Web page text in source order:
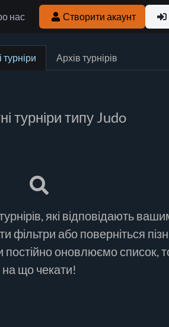
нас Створити акаунт
турніри Архів турнірів
турніри типу Judo
які відповідають
фільтри або поверніться
постійно оновлюємо список,
на що чекати!